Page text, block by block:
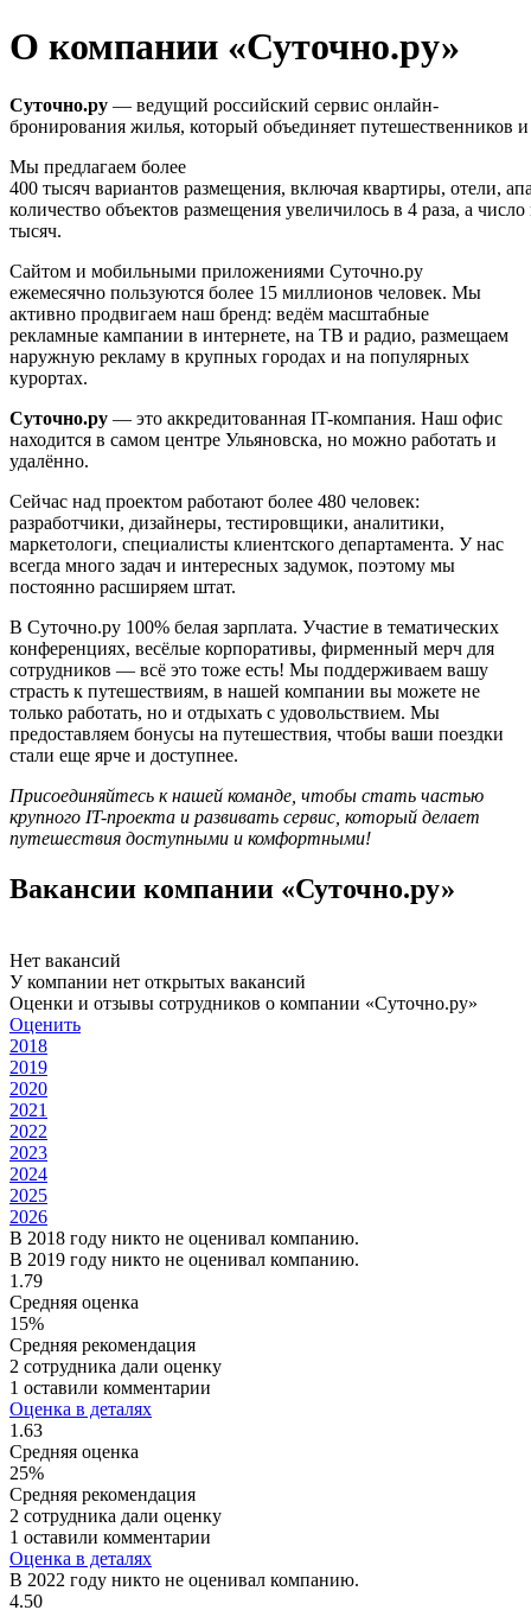
О компании «Суточно.ру»
Суточно.ру — ведущий российский сервис онлайн-
бронирования жилья, который объединяет путешественников
Мы предлагаем более
400 тысяч вариантов размещения, включая квартиры, отели,
количество объектов размещения увеличилось в 4 раза, а
тысяч.
Сайтом и мобильными приложениями Суточно.ру
ежемесячно пользуются более 15 миллионов человек. Мы
активно продвигаем наш бренд: ведём масштабные
рекламные кампании в интернете, на ТВ и радио, размещаем
наружную рекламу в крупных городах и на популярных
курортах.
Суточно.ру — это аккредитованная IT-компания. Наш офис
находится в самом центре Ульяновска, но можно работать и
удалённо.
Сейчас над проектом работают более 480 человек:
разработчики, дизайнеры, тестировщики, аналитики,
маркетологи, специалисты клиентского департамента. У нас
всегда много задач и интересных задумок, поэтому мы
постоянно расширяем штат.
В Суточно.ру 100% белая зарплата. Участие в тематических
конференциях, весёлые корпоративы, фирменный мерч для
сотрудников — всё это тоже есть! Мы поддерживаем вашу
страсть к путешествиям, в нашей компании вы можете не
только работать, но и отдыхать с удовольствием. Мы
предоставляем бонусы на путешествия, чтобы ваши поездки
стали еще ярче и доступнее.
Присоединяйтесь к нашей команде, чтобы стать частью
крупного IT-проекта и развивать сервис, который делает
путешествия доступными и комфортными!
Вакансии компании «Суточно.ру»
Нет вакансий
У компании нет открытых вакансий
Оценки и отзывы сотрудников о компании «Суточно.ру»
Оценить
2018
2019
2020
2021
2022
2023
2024
2025
2026
В 2018 году никто не оценивал компанию.
В 2019 году никто не оценивал компанию.
1.79
Средняя оценка
15%
Средняя рекомендация
2 сотрудника дали оценку
1 оставили комментарии
Оценка в деталях
1.63
Средняя оценка
25%
Средняя рекомендация
2 сотрудника дали оценку
1 оставили комментарии
Оценка в деталях
В 2022 году никто не оценивал компанию.
4.50